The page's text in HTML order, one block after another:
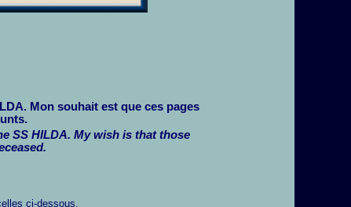
Mon souhait est que ces pages
SS HILDA. My wish is that those
ci-dessous.